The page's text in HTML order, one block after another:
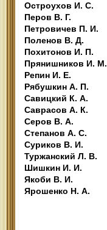
Остроухов И. С.
Перов В. Г.
Петровичев П. И.
Поленов В. Д.
Похитонов И. П.
Прянишников И. М.
Репин И. Е.
Рябушкин А. П.
Савицкий К. А.
Саврасов А. К.
Серов В. А.
Степанов А. С.
Суриков В. И.
Туржанский Л. В.
Шишкин И. И.
Якоби В. И.
Ярошенко Н. А.